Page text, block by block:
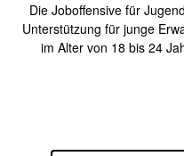
Die Joboffensive für
Unterstützung für junge
im Alter von 18 bis 24